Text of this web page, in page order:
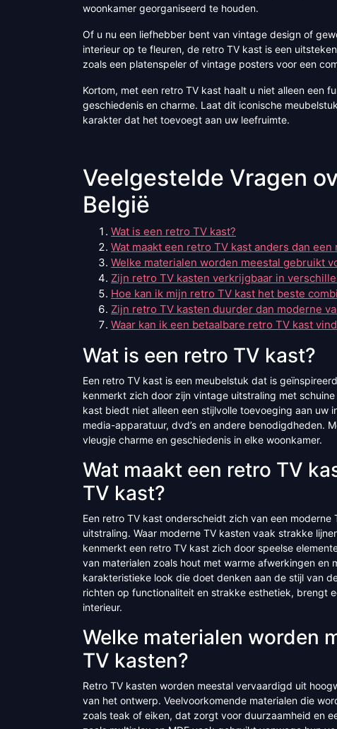
woonkamer georganiseerd te houden.
Of u nu een liefhebber bent van vintage design of
interieur op te fleuren, de retro TV kast is een
zoals een platenspeler of vintage posters voor een
Kortom, met een retro TV kast haalt u niet alleen een
geschiedenis en charme. Laat dit iconische
karakter dat het toevoegt aan uw leefruimte.
Veelgestelde Vragen
België
Wat is een retro TV kast?
Wat maakt een retro TV kast anders dan een
Welke materialen worden meestal gebruikt
Zijn retro TV kasten verkrijgbaar in
Hoe kan ik mijn retro TV kast het beste
Zijn retro TV kasten duurder dan moderne
Waar kan ik een betaalbare retro TV kast
Wat is een retro TV kast?
Een retro TV kast is een meubelstuk dat is
kenmerkt zich door zijn vintage uitstraling met
kast biedt niet alleen een stijlvolle toevoeging aan uw
media-apparatuur, dvd’s en andere benodigdheden.
vleugje charme en geschiedenis in elke woonkamer.
Wat maakt een retro TV
TV kast?
Een retro TV kast onderscheidt zich van een
uitstraling. Waar moderne TV kasten vaak strakke
kenmerkt een retro TV kast zich door speelse
van materialen zoals hout met warme afwerkingen
karakteristieke look die doet denken aan de stijl van
richten op functionaliteit en strakke esthetiek, brengt
interieur.
Welke materialen worden
TV kasten?
Retro TV kasten worden meestal vervaardigd uit
van het ontwerp. Veelvoorkomende materialen die
zoals teak of eiken, dat zorgt voor duurzaamheid en